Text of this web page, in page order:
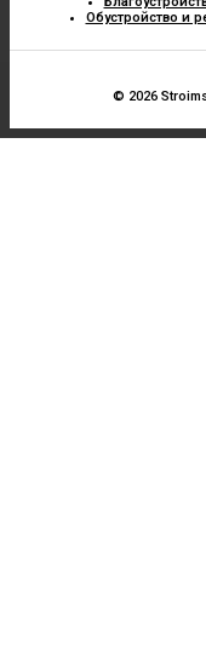
Обустройство и
© 2026